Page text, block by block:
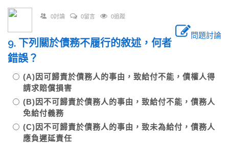
0討論 0留言 0追蹤
問題討論
9. 下列關於債務不履行的敘述，何者
錯誤？
(A)因可歸責於債務人的事由，致給付不能，債權人得
請求賠償損害
(B)因不可歸責於債務人的事由，致給付不能，債務人
免給付義務
(C)因不可歸責於債務人的事由，致未為給付，債務人
應負遲延責任